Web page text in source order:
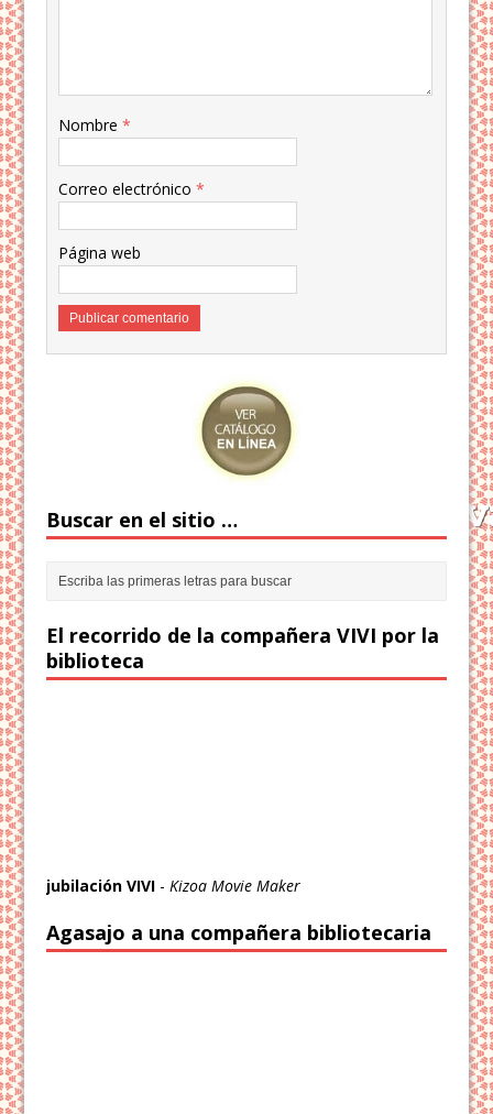
Nombre*
Correo electrónico*
Página web
Buscar en el sitio …
El recorrido de la compañera VIVI por la
biblioteca
jubilación VIVI -Kizoa Movie Maker
Agasajo a una compañera bibliotecaria